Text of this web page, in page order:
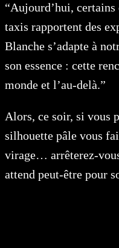
“Aujourd’hui,
taxis rapportent des
Blanche s’adapte à
son essence : cette
monde et l’au-delà.”
Alors, ce soir, si vous
silhouette pâle vous
virage… arrêterez-
attend peut-être pour